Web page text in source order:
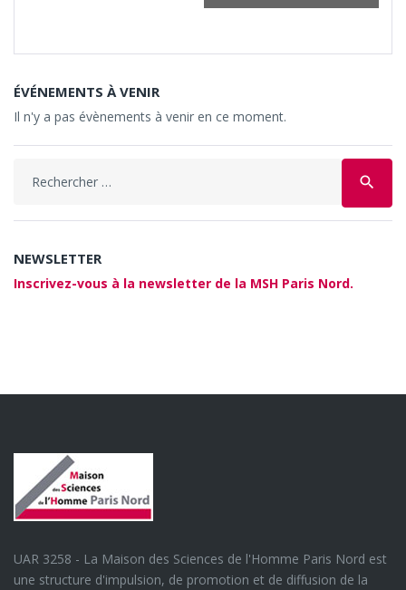
ÉVÉNEMENTS À VENIR
Il n'y a pas évènements à venir en ce moment.
search
NEWSLETTER
Inscrivez-vous à la newsletter de la MSH Paris Nord.
UAR 3258 - La Maison des Sciences de l'Homme Paris Nord est
une structure d'impulsion, de promotion et de diffusion de la